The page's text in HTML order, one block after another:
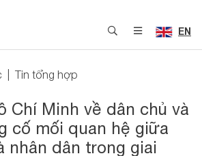
EN
Tin tổng hợp
Chí Minh về dân chủ và
cố mối quan hệ giữa
nhân dân trong giai